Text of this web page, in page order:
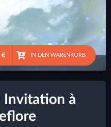
€ IN DEN WARENKORB
Invitation à